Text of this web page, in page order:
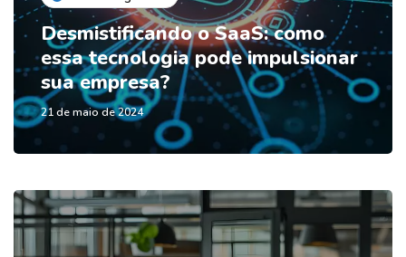
Desmistificando o SaaS: como
essa tecnologia pode impulsionar
sua empresa?
21 de maio de 2024